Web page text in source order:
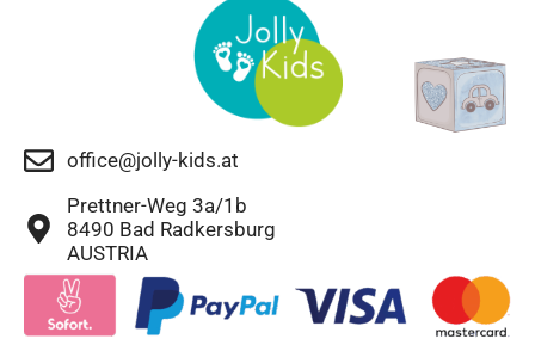
office@jolly-kids.at
Prettner-Weg 3a/1b
8490 Bad Radkersburg
AUSTRIA